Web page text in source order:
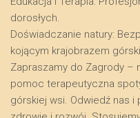
dorosłych.
​Doświadczanie natury:
kojącym krajobrazem
​Zapraszamy do Zagrody –
pomoc terapeutyczna
górskiej wsi. Odwiedź nas i